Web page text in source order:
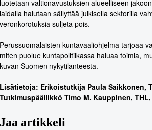
luotetaan valtionavustuksien alueelliseen
laidalla halutaan säilyttää julkisella sektorilla
veronkorotuksia suljeta pois.
Perussuomalaisten kuntavaaliohjelma tarjoaa
miten puolue kuntapolitiikassa haluaa toimia,
kuvan Suomen nykytilanteesta.
Lisätietoja: Erikoistutkija Paula Saikkonen,
Tutkimuspäällikkö Timo M. Kauppinen, THL,
Jaa artikkeli